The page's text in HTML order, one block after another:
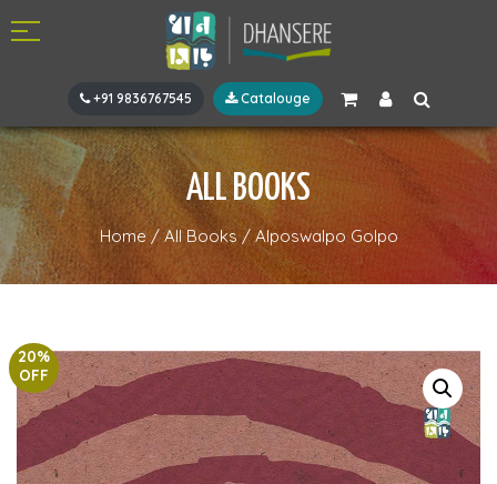
+91 9836767545 Catalouge
ALL BOOKS
Home/All Books/Alposwalpo Golpo
20%
OFF